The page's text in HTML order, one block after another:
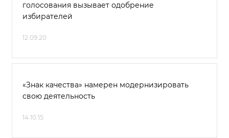
голосования вызывает одобрение
избирателей
12.09.20
«Знак качества» намерен модернизировать
свою деятельность
14.10.15